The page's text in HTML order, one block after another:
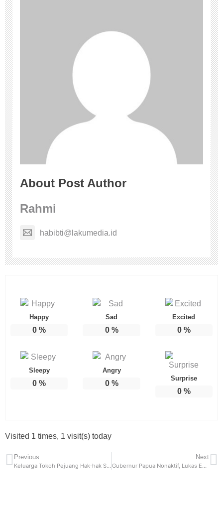
About Post Author
Rahmi
habibti@lakumedia.id
Happy
0 %
Sad
0%
Excited
0%
Sleepy
0 %
Angry
0%
Surprise
0%
Visited 1 times, 1 visit(s) today
Previous
Keluarga Tokoh Pejuang Hak-hak Sipil, Malcolm X, Akan Menggugat FBI, CIA, dan NYPD Sebesar Rp 1,5 Triliun
Next
Gubernur Papua Nonaktif, Lukas Enembe Bantah Menerima Suap